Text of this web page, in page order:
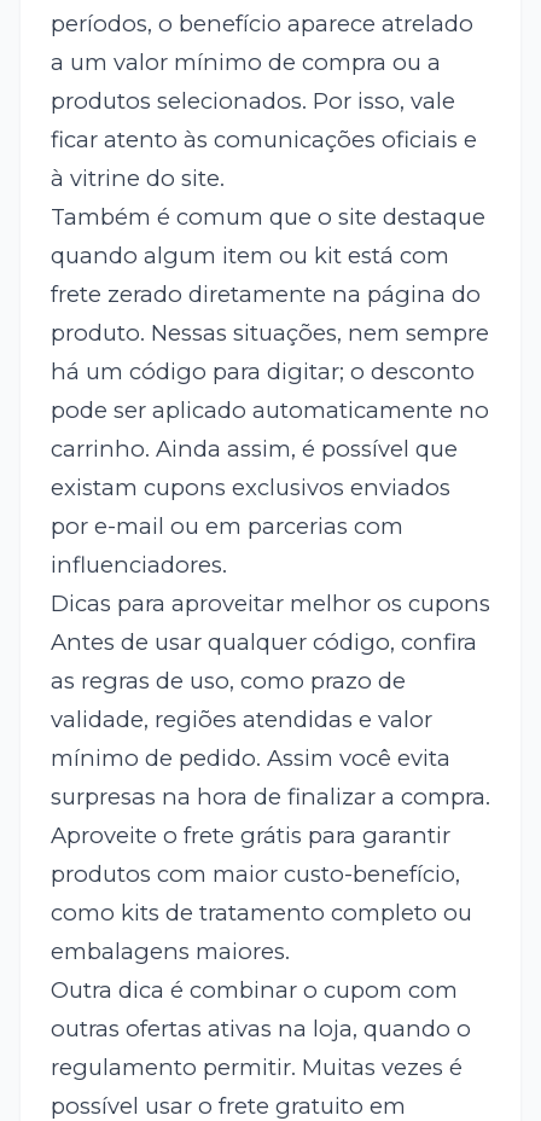
períodos, o benefício aparece atrelado
a um valor mínimo de compra ou a
produtos selecionados. Por isso, vale
ficar atento às comunicações oficiais e
à vitrine do site.
Também é comum que o site destaque
quando algum item ou kit está com
frete zerado diretamente na página do
produto. Nessas situações, nem sempre
há um código para digitar; o desconto
pode ser aplicado automaticamente no
carrinho. Ainda assim, é possível que
existam cupons exclusivos enviados
por e-mail ou em parcerias com
influenciadores.
Dicas para aproveitar melhor os cupons
Antes de usar qualquer código, confira
as regras de uso, como prazo de
validade, regiões atendidas e valor
mínimo de pedido. Assim você evita
surpresas na hora de finalizar a compra.
Aproveite o frete grátis para garantir
produtos com maior custo-benefício,
como kits de tratamento completo ou
embalagens maiores.
Outra dica é combinar o cupom com
outras ofertas ativas na loja, quando o
regulamento permitir. Muitas vezes é
possível usar o frete gratuito em